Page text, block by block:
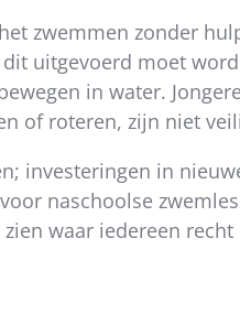
zwemmen zonder
uitgevoerd moet
in water.
of roteren, zijn niet
investeringen in
naschoolse
waar iedereen